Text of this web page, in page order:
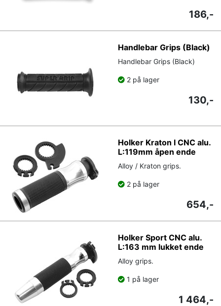
186,-
Handlebar Grips (Black)
Handlebar Grips (Black)
2 på lager
130,-
Holker Kraton I CNC alu.
L:119mm åpen ende
Alloy / Kraton grips.
2 på lager
654,-
Holker Sport CNC alu.
L:163 mm lukket ende
Alloy grips.
1 på lager
1 464,-